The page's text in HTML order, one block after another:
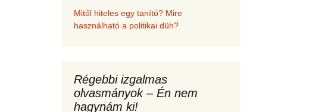
Mitől hiteles egy tanító? Mire
használható a politikai düh?
Régebbi izgalmas
olvasmányok – Én nem
hagynám ki!